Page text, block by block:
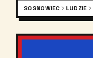
SOSNOWIEC LUDZIE